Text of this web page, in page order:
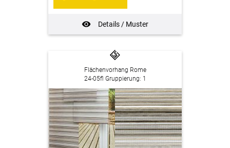
Details / Muster
Flächenvorhang Rome
24-05fl Gruppierung: 1